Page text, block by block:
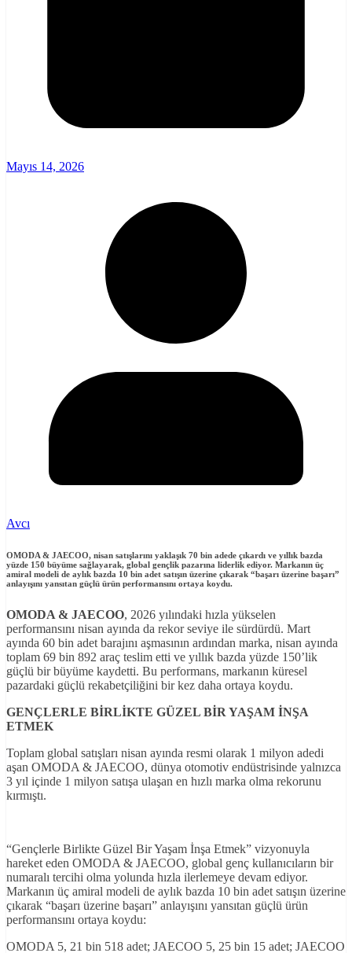
Mayıs 14, 2026
Avcı
OMODA & JAECOO, nisan satışlarını yaklaşık 70 bin adede çıkardı ve yıllık bazda
yüzde 150 büyüme sağlayarak, global gençlik pazarına liderlik ediyor. Markanın üç
amiral modeli de aylık bazda 10 bin adet satışın üzerine çıkarak “başarı üzerine başarı”
anlayışını yansıtan güçlü ürün performansını ortaya koydu.
OMODA & JAECOO, 2026 yılındaki hızla yükselen
performansını nisan ayında da rekor seviye ile sürdürdü. Mart
ayında 60 bin adet barajını aşmasının ardından marka, nisan ayında
toplam 69 bin 892 araç teslim etti ve yıllık bazda yüzde 150’lik
güçlü bir büyüme kaydetti. Bu performans, markanın küresel
pazardaki güçlü rekabetçiliğini bir kez daha ortaya koydu.
GENÇLERLE BİRLİKTE GÜZEL BİR YAŞAM İNŞA
ETMEK
Toplam global satışları nisan ayında resmi olarak 1 milyon adedi
aşan OMODA & JAECOO, dünya otomotiv endüstrisinde yalnızca
3 yıl içinde 1 milyon satışa ulaşan en hızlı marka olma rekorunu
kırmıştı.
“Gençlerle Birlikte Güzel Bir Yaşam İnşa Etmek” vizyonuyla
hareket eden OMODA & JAECOO, global genç kullanıcıların bir
numaralı tercihi olma yolunda hızla ilerlemeye devam ediyor.
Markanın üç amiral modeli de aylık bazda 10 bin adet satışın üzerine
çıkarak “başarı üzerine başarı” anlayışını yansıtan güçlü ürün
performansını ortaya koydu:
OMODA 5, 21 bin 518 adet; JAECOO 5, 25 bin 15 adet; JAECOO